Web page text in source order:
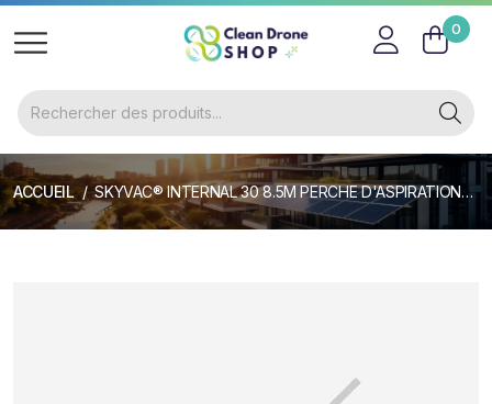
0
ACCUEIL SKYVAC® INTERNAL 30 8.5M PERCHE D'ASPIRATION TÉLÉSCOPIQUE